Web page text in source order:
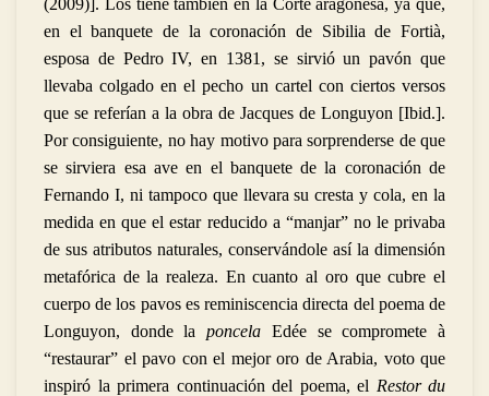
(2009)]. Los tiene también en la Corte aragonesa, ya que,
en el banquete de la coronación de Sibilia de Fortià,
esposa de Pedro IV, en 1381, se sirvió un pavón que
llevaba colgado en el pecho un cartel con ciertos versos
que se referían a la obra de Jacques de Longuyon [Ibid.].
Por consiguiente, no hay motivo para sorprenderse de que
se sirviera esa ave en el banquete de la coronación de
Fernando I, ni tampoco que llevara su cresta y cola, en la
medida en que el estar reducido a “manjar” no le privaba
de sus atributos naturales, conservándole así la dimensión
metafórica de la realeza. En cuanto al oro que cubre el
cuerpo de los pavos es reminiscencia directa del poema de
Longuyon, donde laponcela Edée se compromete à
“restaurar” el pavo con el mejor oro de Arabia, voto que
inspiró la primera continuación del poema, el Restor du